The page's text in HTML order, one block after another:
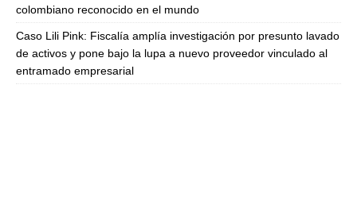
colombiano reconocido en el mundo
Caso Lili Pink: Fiscalía amplía investigación por presunto lavado
de activos y pone bajo la lupa a nuevo proveedor vinculado al
entramado empresarial